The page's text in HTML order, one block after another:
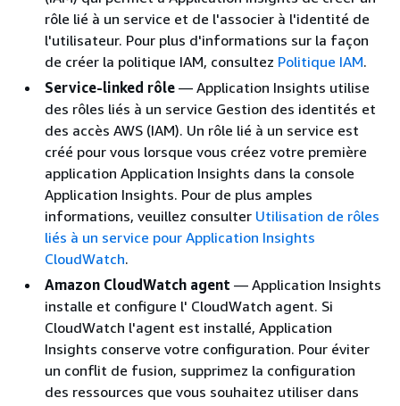
rôle lié à un service et de l'associer à l'identité de
l'utilisateur. Pour plus d'informations sur la façon
de créer la politique IAM, consultez Politique IAM.
Service-linked rôle — Application Insights utilise
des rôles liés à un service Gestion des identités et
des accès AWS (IAM). Un rôle lié à un service est
créé pour vous lorsque vous créez votre première
application Application Insights dans la console
Application Insights. Pour de plus amples
informations, veuillez consulter Utilisation de rôles
liés à un service pour Application Insights
CloudWatch.
Amazon CloudWatch agent — Application Insights
installe et configure l' CloudWatch agent. Si
CloudWatch l'agent est installé, Application
Insights conserve votre configuration. Pour éviter
un conflit de fusion, supprimez la configuration
des ressources que vous souhaitez utiliser dans